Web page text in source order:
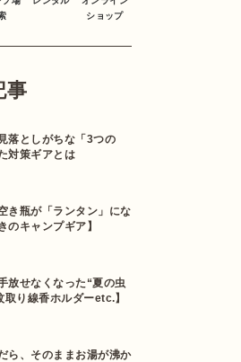
ショップ
事
落としがちな「3つの
対策ギアとは
き瓶が「ランタン」にな
のキャンプギア】
放せなくなった“夏の虫
り線香ホルダーetc.】
ら、そのままお湯が沸か